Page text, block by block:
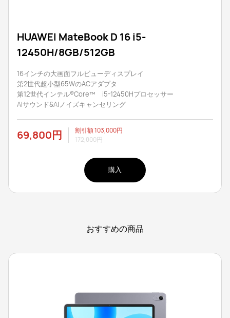
HUAWEI MateBook D 16 i5-
12450H/8GB/512GB
16インチの大画面フルビューディスプレイ
第2世代超小型65WのACアダプタ
第12世代インテル®Core™ i5-12450Hプロセッサー
AIサウンド&AIノイズキャンセリング
69,800円 割引額103,000円
172,800円
購入
おすすめの商品